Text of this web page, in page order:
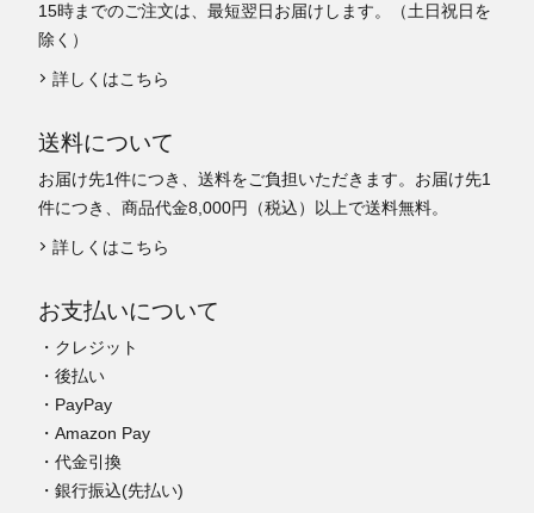
15時までのご注文は、最短翌日お届けします。（土日祝日を
除く）
詳しくはこちら
送料について
お届け先1件につき、送料をご負担いただきます。お届け先1
件につき、商品代金8,000円（税込）以上で送料無料。
詳しくはこちら
お支払いについて
・クレジット
・後払い
・PayPay
・Amazon Pay
・代金引換
・銀行振込(先払い)